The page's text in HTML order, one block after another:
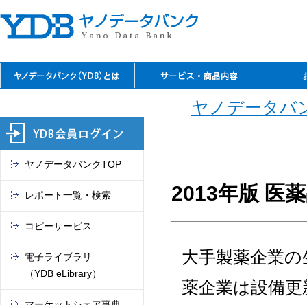
閲覧
電子
（
レファレンスサービス
YDBコピーサービス
デジタルコンテンツ
マー
オン
これ
市場
TSR
セミナーのご案内
閲覧室アクセス
お問
（入
ご入
ご契
よく
ご案
ヤノデータバ
2013年版 医
大手製薬企業
薬企業は設備
ヤノデータバンクTOP
レポート一覧・検索
コピーサービス
電子ライブラリ
（YDB eLibrary）